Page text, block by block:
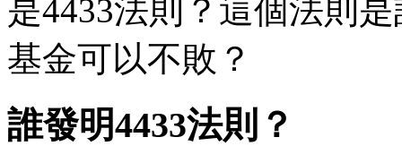
是4433法則？這個法則
基金可以不敗？
誰發明4433法則？